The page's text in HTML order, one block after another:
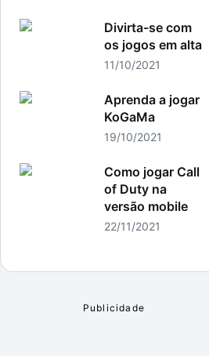
Divirta-se com
os jogos em alta
11/10/2021
Aprenda a jogar
KoGaMa
19/10/2021
Como jogar Call
of Duty na
versão mobile
22/11/2021